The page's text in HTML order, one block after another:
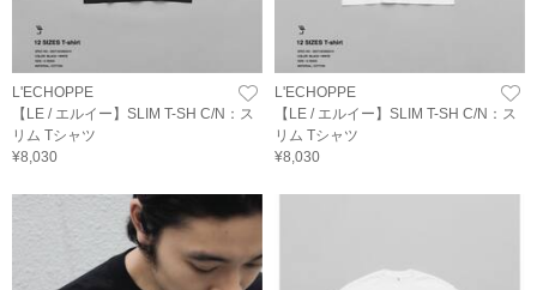
L'ECHOPPE
【LE / エルイー】SLIM T-SH C/N：ス
リム Tシャツ
¥8,030
L'ECHOPPE
【LE / エルイー】SLIM T-SH C/N：ス
リム Tシャツ
¥8,030